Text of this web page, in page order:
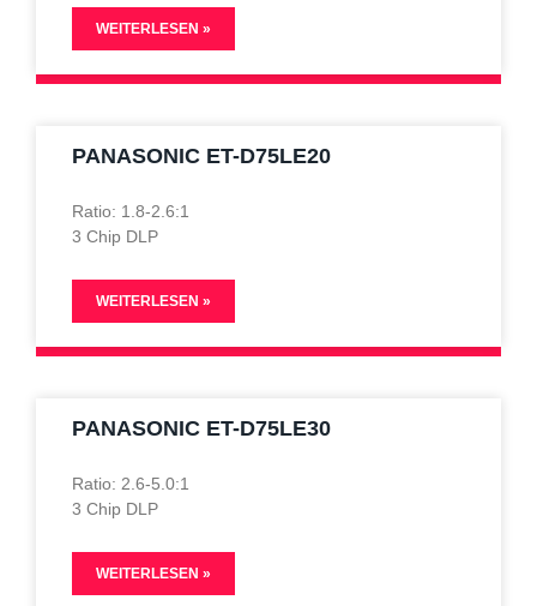
WEITERLESEN »
PANASONIC ET-D75LE20
Ratio: 1.8-2.6:1
3 Chip DLP
WEITERLESEN »
PANASONIC ET-D75LE30
Ratio: 2.6-5.0:1
3 Chip DLP
WEITERLESEN »